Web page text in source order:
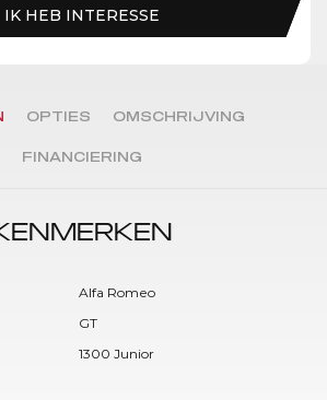
IK HEB INTERESSE
OPTIES OMSCHRIJVING
FINANCIERING
Alfa Romeo
GT
1300 Junior